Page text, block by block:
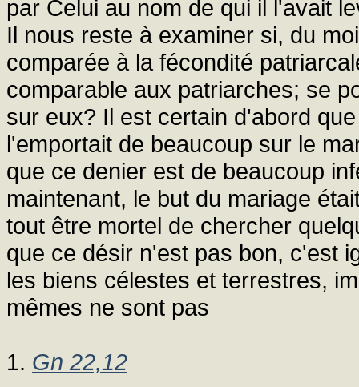
par Celui au nom de qui il l'avait
Il nous reste à examiner si, du
comparée à la fécondité
comparable aux patriarches; se
sur eux? Il est certain d'abord
l'emportait de beaucoup sur le
que ce denier est de beaucoup
maintenant, le but du mariage
tout être mortel de chercher
que ce désir n'est pas bon, c'est
les biens célestes et terrestres,
mêmes ne sont pas
1. Gn 22,12